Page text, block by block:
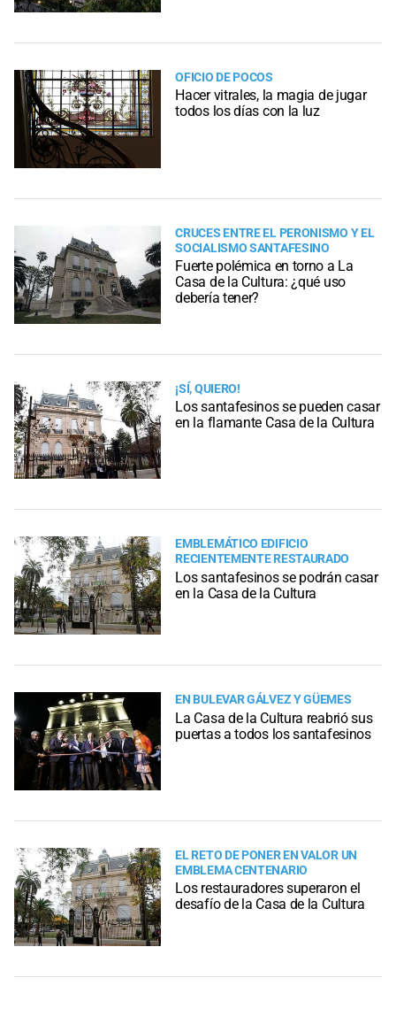
OFICIO DE POCOS
Hacer vitrales, la magia de jugar
todos los días con la luz
CRUCES ENTRE EL PERONISMO Y EL
SOCIALISMO SANTAFESINO
Fuerte polémica en torno a La
Casa de la Cultura: ¿qué uso
debería tener?
¡SÍ, QUIERO!
Los santafesinos se pueden casar
en la flamante Casa de la Cultura
EMBLEMÁTICO EDIFICIO
RECIENTEMENTE RESTAURADO
Los santafesinos se podrán casar
en la Casa de la Cultura
EN BULEVAR GÁLVEZ Y GÜEMES
La Casa de la Cultura reabrió sus
puertas a todos los santafesinos
EL RETO DE PONER EN VALOR UN
EMBLEMA CENTENARIO
Los restauradores superaron el
desafío de la Casa de la Cultura